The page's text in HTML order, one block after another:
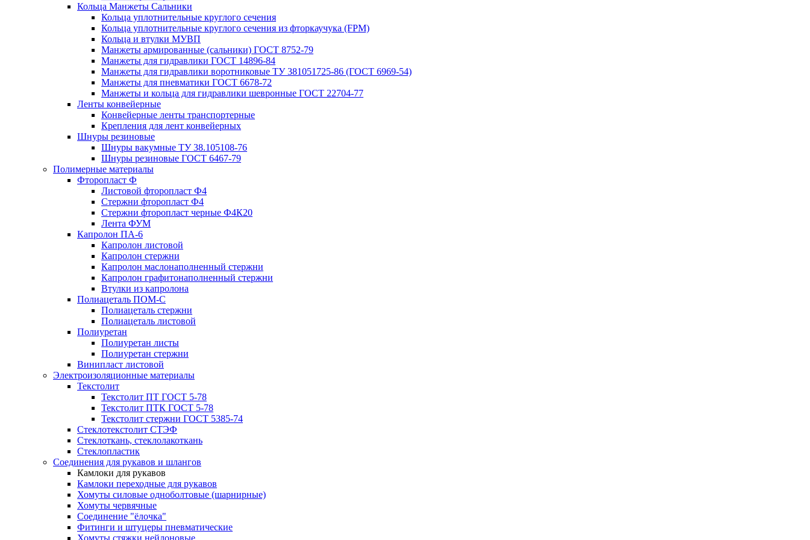
Кольца Манжеты Сальники
Кольца уплотнительные круглого сечения
Кольца уплотнительные круглого сечения из фторкаучука (FPM)
Кольца и втулки МУВП
Манжеты армированные (сальники) ГОСТ 8752-79
Манжеты для гидравлики ГОСТ 14896-84
Манжеты для гидравлики воротниковые ТУ 381051725-86 (ГОСТ 6969-54)
Манжеты для пневматики ГОСТ 6678-72
Манжеты и кольца для гидравлики шевронные ГОСТ 22704-77
Ленты конвейерные
Конвейерные ленты транспортерные
Крепления для лент конвейерных
Шнуры резиновые
Шнуры вакумные ТУ 38.105108-76
Шнуры резиновые ГОСТ 6467-79
Полимерные материалы
Фторопласт Ф
Листовой фторопласт Ф4
Стержни фторопласт Ф4
Стержни фторопласт черные Ф4К20
Лента ФУМ
Капролон ПА-6
Капролон листовой
Капролон стержни
Капролон маслонаполненный стержни
Капролон графитонаполненный стержни
Втулки из капролона
Полиацеталь ПОМ-С
Полиацеталь стержни
Полиацеталь листовой
Полиуретан
Полиуретан листы
Полиуретан стержни
Винипласт листовой
Электроизоляционные материалы
Текстолит
Текстолит ПТ ГОСТ 5-78
Текстолит ПТК ГОСТ 5-78
Текстолит стержни ГОСТ 5385-74
Стеклотекстолит СТЭФ
Стеклоткань, стеклолакоткань
Стеклопластик
Соединения для рукавов и шлангов
Камлоки для рукавов
Камлоки переходные для рукавов
Хомуты силовые одноболтовые (шарнирные)
Хомуты червячные
Соединение "ёлочка"
Фитинги и штуцеры пневматические
Хомуты стяжки нейлоновые